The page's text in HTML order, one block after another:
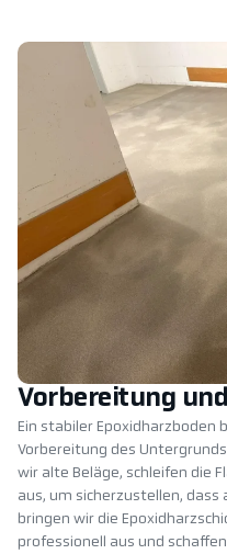
Vorbereitung
Ein stabiler Epoxidharzboden
Vorbereitung des
wir alte Beläge, schleifen die
aus, um sicherzustellen,
bringen wir die
professionell aus und